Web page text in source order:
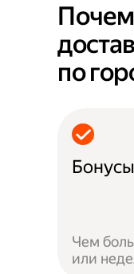
по
Чем
или